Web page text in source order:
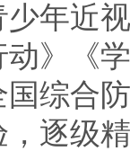
少年近
》《
综合
逐级